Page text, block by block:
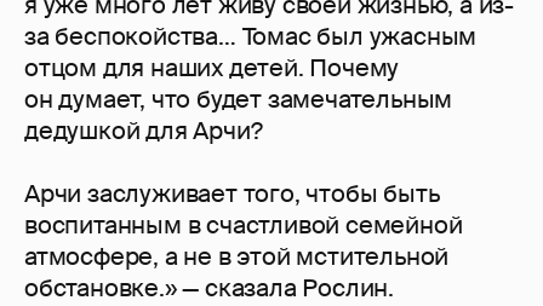
за беспокойства… Томас был ужасным
отцом для наших детей. Почему
он думает, что будет замечательным
дедушкой для Арчи?
Арчи заслуживает того, чтобы быть
воспитанным в счастливой семейной
атмосфере, а не в этой мстительной
обстановке.» — сказала Рослин.